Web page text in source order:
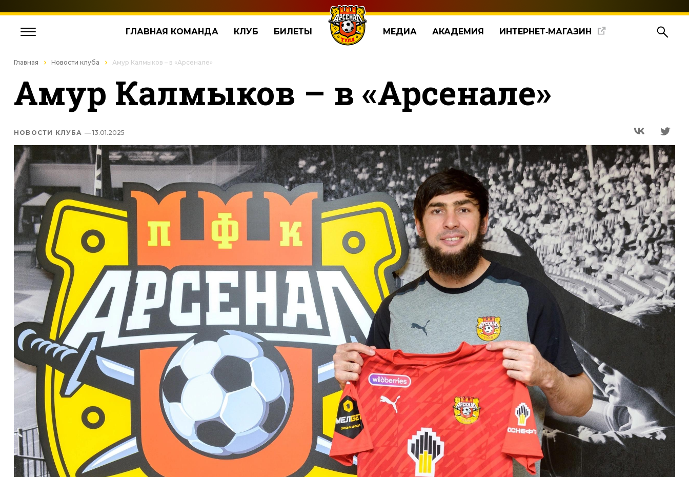
ГЛАВНАЯ КОМАНДА КЛУБ БИЛЕТЫ МЕДИА АКАДЕМИЯ ИНТЕРНЕТ‑МАГАЗИН
Главная Новости клуба Амур Калмыков – в «Арсенале»
Амур Калмыков – в «Арсенале»
НОВОСТИ КЛУБА — 13.01.2025